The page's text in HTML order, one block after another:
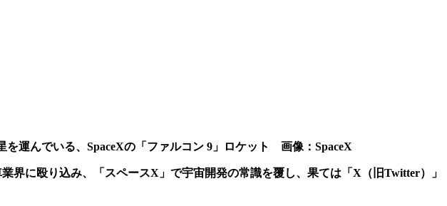
を運んでいる、SpaceXの「ファルコン 9」ロケット 画像：SpaceX
界に殴り込み、「スペースX」で宇宙開発の常識を覆し、果ては「X（旧Twitter）」